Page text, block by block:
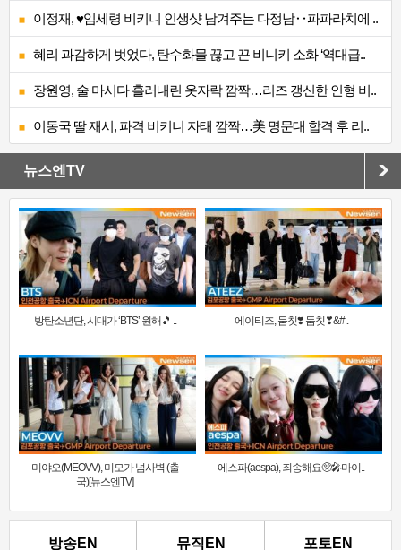
이정재, ♥임세령 비키니 인생샷 남겨주는 다정남‥파파라치에 ..
혜리 과감하게 벗었다, 탄수화물 끊고 끈 비니키 소화 ‘역대급..
장원영, 술 마시다 흘러내린 옷자락 깜짝…리즈 갱신한 인형 비..
이동국 딸 재시, 파격 비키니 자태 깜짝…美 명문대 합격 후 리..
뉴스엔TV
방탄소년단, 시대가 ‘BTS’ 원해🎵 .. 에이티즈, 둠칫❣️ 둠칫❣&#..
미야오(MEOVV), 미모가 넘사벽 (출
국)[뉴스엔TV]
에스파(aespa), 죄송해요🥺🎤마이..
방송EN 뮤직EN 포토EN